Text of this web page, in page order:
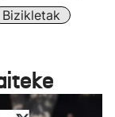
Bizikletak